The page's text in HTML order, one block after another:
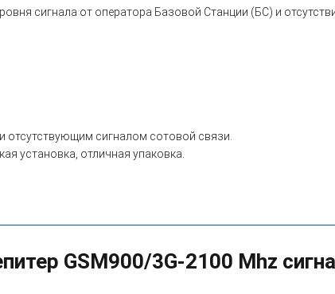
сигнала от оператора Базовой Станции (БС) и
отсутствующим сигналом сотовой связи.
установка, отличная упаковка.
GSM900/3G-2100 Mhz